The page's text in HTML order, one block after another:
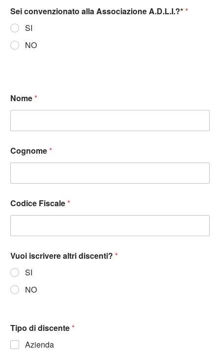
Sei convenzionato alla Associazione A.D.L.I.?**
SI
NO
Nome*
Cognome*
Codice Fiscale*
Vuoi iscrivere altri discenti? *
SI
NO
Tipo di discente*
Azienda